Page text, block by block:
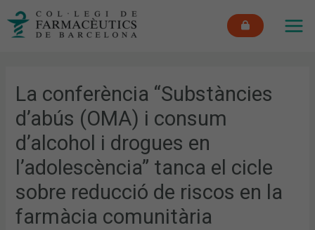
La conferència “Substàncies
d’abús (OMA) i consum
d’alcohol i drogues en
l’adolescència” tanca el cicle
sobre reducció de riscos en la
farmàcia comunitària